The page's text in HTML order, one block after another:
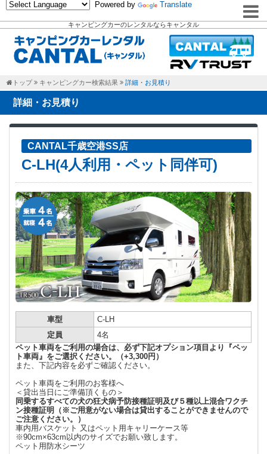
キャンピングカーのレンタルならキャンタル
Powered by Translate
トップ キャンピングカー検索結果 詳細・お見積り
詳細・お見積り
CANTAL千歳空港SS店
C-LH(4人利用・ペット同伴可)
車型
C-LH
定員
4名
ペット車両をご利用の場合は、必ず下記オプション項目より『ペッ
ト車両』をご選択ください。（+3,300円）
また、下記内容を必ずご確認ください。
ペット車両をご利用のお客様へ
＜貸出当日にご準備頂くもの＞
同乗するすべての犬の狂犬病予防接種証明及び５種以上混合ワクチ
ン接種証明
（ ※ご用意がない場合は貸出することができませんので
ご注意ください。）
車内用バスケット 又はペット用キャリーケース等
※90cm×63cm以内のサイズでお願い致します。
ペット用防水シーツ